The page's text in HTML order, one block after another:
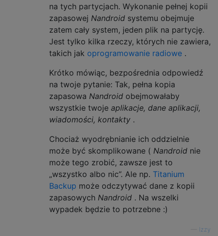
na tych partycjach. Wykonanie pełnej kopii
zapasowej Nandroid systemu obejmuje
zatem cały system, jeden plik na partycję.
Jest tylko kilka rzeczy, których nie zawiera,
takich jak oprogramowanie radiowe .
Krótko mówiąc, bezpośrednia odpowiedź
na twoje pytanie: Tak, pełna kopia
zapasowa Nandroid obejmowałaby
wszystkie twoje aplikacje, dane aplikacji,
wiadomości, kontakty .
Chociaż wyodrębnianie ich oddzielnie
może być skomplikowane ( Nandroid nie
może tego zrobić, zawsze jest to
„wszystko albo nic”. Ale np. Titanium
Backup może odczytywać dane z kopii
zapasowych Nandroid . Na wszelki
wypadek będzie to potrzebne :)
Izzy